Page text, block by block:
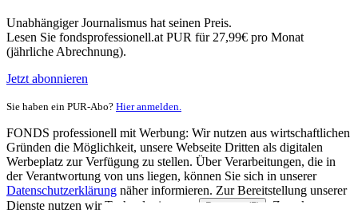
Unabhängiger Journalismus hat seinen Preis.
Lesen Sie fondsprofessionell.at PUR für 27,99€ pro Monat
(jährliche Abrechnung).
Jetzt abonnieren
Sie haben ein PUR-Abo? Hier anmelden.
FONDS professionell mit Werbung: Wir nutzen aus wirtschaftlichen
Gründen die Möglichkeit, unsere Webseite Dritten als digitalen
Werbeplatz zur Verfügung zu stellen. Über Verarbeitungen, die in
der Verantwortung von uns liegen, können Sie sich in unserer
Datenschutzerklärung näher informieren. Zur Bereitstellung unserer
Dienste nutzen wir Technologien von
Partnern (5)
. Zwecke: